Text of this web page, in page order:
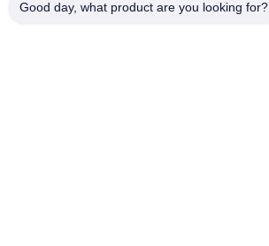
Adres
Good day, what product are you looking for?